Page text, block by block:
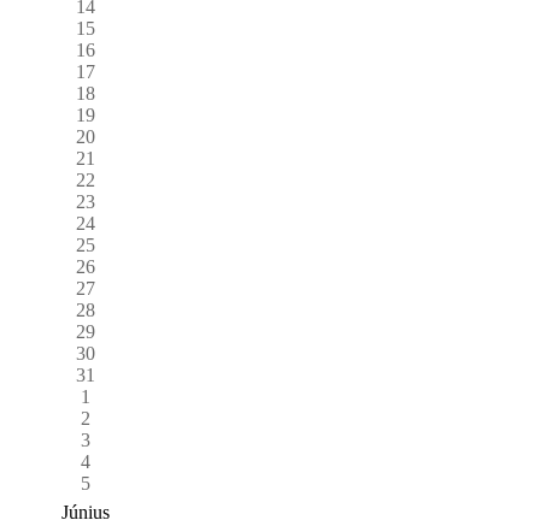
14
15
16
17
18
19
20
21
22
23
24
25
26
27
28
29
30
31
1
2
3
4
5
Június